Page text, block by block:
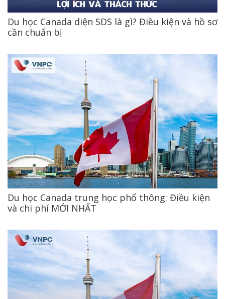
Du học Canada diện SDS là gì? Điều kiện và hồ sơ
cần chuẩn bị
Du học Canada trung học phổ thông: Điều kiện
và chi phí MỚI NHẤT